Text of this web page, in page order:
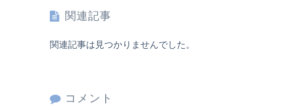
関連記事
関連記事は見つかりませんでした。
コメント